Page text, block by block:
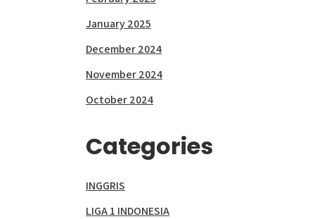
January 2025
December 2024
November 2024
October 2024
Categories
INGGRIS
LIGA 1 INDONESIA